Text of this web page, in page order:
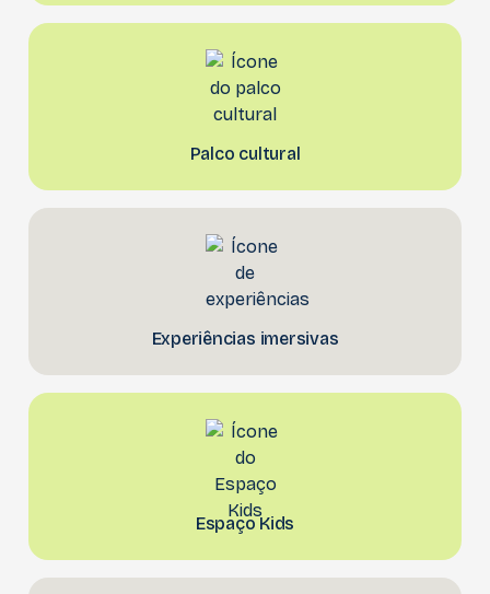
Palco cultural
Experiências imersivas
Espaço Kids